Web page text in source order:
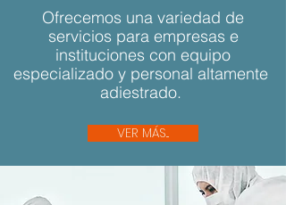
Ofrecemos una variedad de
servicios para empresas e
instituciones con equipo
especializado y personal altamente
adiestrado.
VER MÁS...